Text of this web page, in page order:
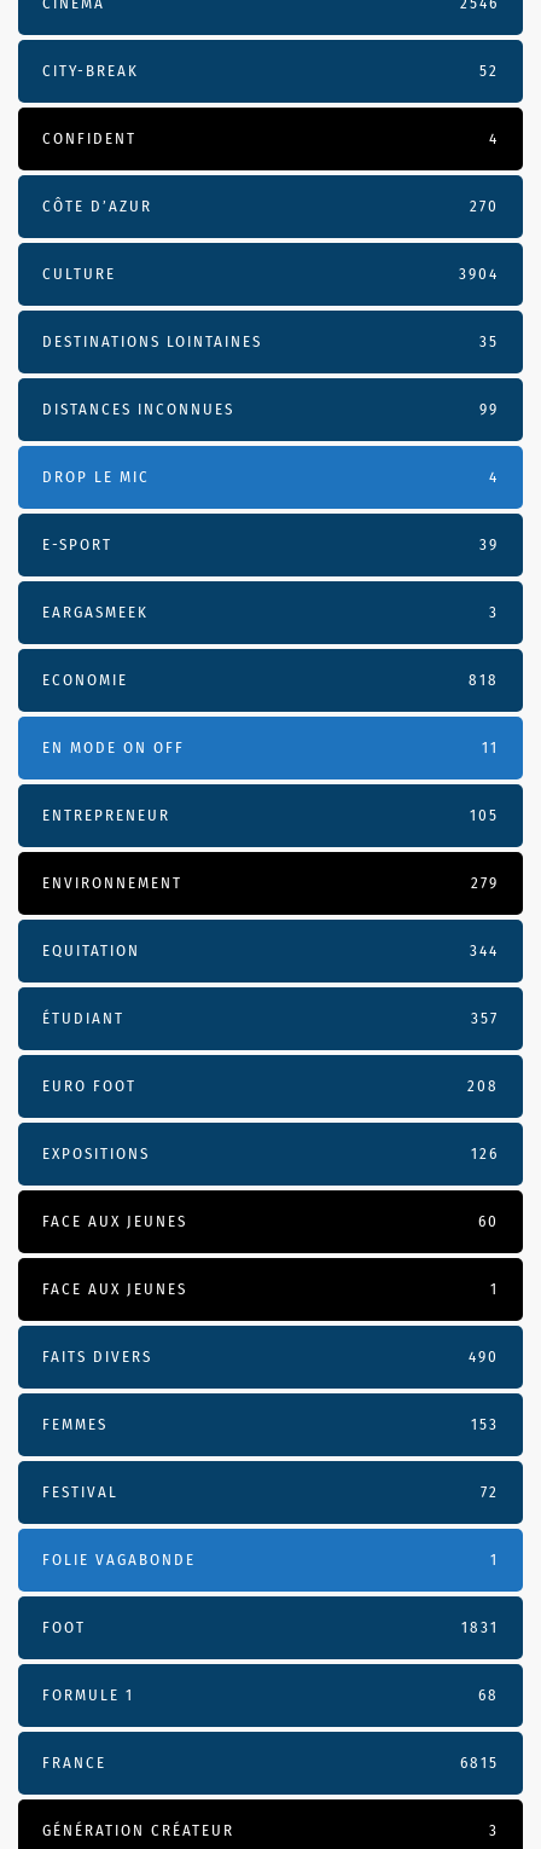
CITY-BREAK 52
CONFIDENT 4
CÔTE D’AZUR 270
CULTURE 3904
DESTINATIONS LOINTAINES 35
DISTANCES INCONNUES 99
DROP LE MIC 4
E-SPORT 39
EARGASMEEK 3
ECONOMIE 818
EN MODE ON OFF 11
ENTREPRENEUR 105
ENVIRONNEMENT 279
EQUITATION 344
ÉTUDIANT 357
EURO FOOT 208
EXPOSITIONS 126
FACE AUX JEUNES 60
FACE AUX JEUNES 1
FAITS DIVERS 490
FEMMES 153
FESTIVAL 72
FOLIE VAGABONDE 1
FOOT 1831
FORMULE 1 68
FRANCE 6815
GÉNÉRATION CRÉATEUR 3